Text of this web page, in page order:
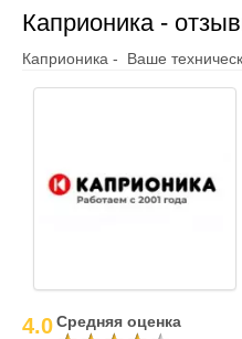
Каприоника -
Каприоника - Ваше
4.0Средняя оценка